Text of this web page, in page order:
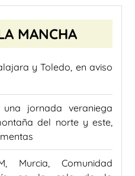
MANCHA
y Toledo, en aviso
jornada veraniega
del norte y este,
Murcia, Comunidad